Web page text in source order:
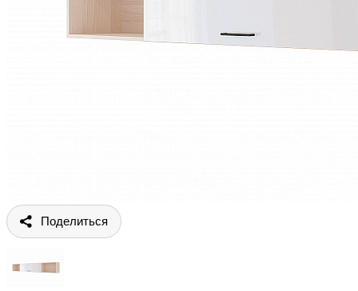
Поделиться